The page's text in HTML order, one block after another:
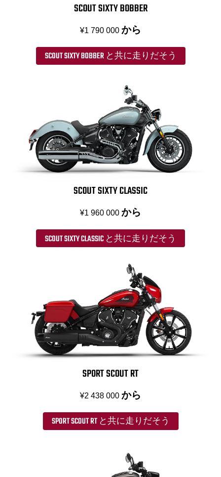
SCOUT SIXTY BOBBER
¥1 790 000 から
SCOUT SIXTY BOBBER と共に走りだそう
SCOUT SIXTY CLASSIC
¥1 960 000 から
SCOUT SIXTY CLASSIC と共に走りだそう
SPORT SCOUT RT
¥2 438 000 から
SPORT SCOUT RT と共に走りだそう